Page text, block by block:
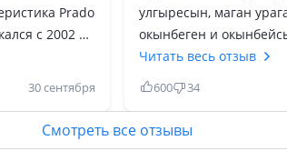
Prado
с 2002 по
в линейке.
надежность
-
30 сентября
улгыресын, маган
окынбеген и
казыр 4 куб парада ол
екен тыныштыгы
ар казакка 4, 5 тен
Читать весь отзыв
600 34
Смотреть все отзывы